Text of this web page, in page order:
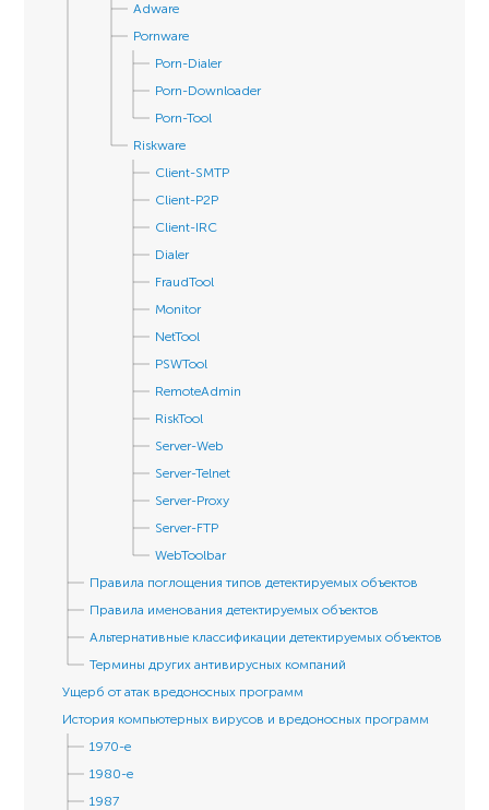
Adware
Pornware
Porn-Dialer
Porn-Downloader
Porn-Tool
Riskware
Client-SMTP
Client-P2P
Client-IRC
Dialer
FraudTool
Monitor
NetTool
PSWTool
RemoteAdmin
RiskTool
Server-Web
Server-Telnet
Server-Proxy
Server-FTP
WebToolbar
Правила поглощения типов детектируемых объектов
Правила именования детектируемых объектов
Альтернативные классификации детектируемых объектов
Термины других антивирусных компаний
Ущерб от атак вредоносных программ
История компьютерных вирусов и вредоносных программ
1970-е
1980-е
1987